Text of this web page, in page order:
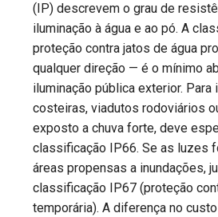
(IP) descrevem o grau de
iluminação à água e ao pó. A
proteção contra jatos de água
qualquer direção — é o mínimo
iluminação pública exterior. Para
costeiras, viadutos rodoviários
exposto a chuva forte, deve
classificação IP66. Se as luzes
áreas propensas a inundações,
classificação IP67 (proteção
temporária). A diferença no